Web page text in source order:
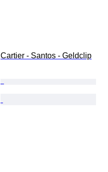
Cartier - Santos - Geldclip